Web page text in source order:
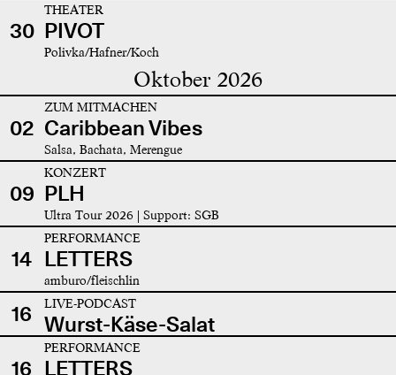
30
THEATER
PIVOT
Polivka/Hafner/Koch
Oktober 2026
02
ZUM MITMACHEN
Caribbean Vibes
Salsa, Bachata, Merengue
09
KONZERT
PLH
Ultra Tour 2026 | Support: SGB
14
PERFORMANCE
LETTERS
amburo/fleischlin
16 LIVE-PODCAST
Wurst-Käse-Salat
16
PERFORMANCE
LETTERS